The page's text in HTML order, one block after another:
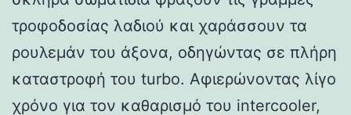
τροφοδοσίας λαδιού και χαράσσουν τα
ρουλεμάν του άξονα, οδηγώντας σε πλήρη
καταστροφή του turbo. Αφιερώνοντας λίγο
χρόνο για τον καθαρισμό του intercooler,